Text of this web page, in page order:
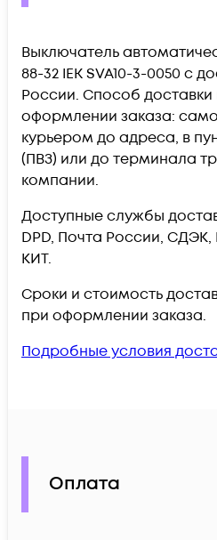
Выключатель
88-32 IEK SVA10-3-0050 c
России. Способ
оформлении заказа:
курьером до адреса, в
(ПВЗ) или до терминала
компании.
Доступные службы
DPD, Почта России,
КИТ.
Сроки и стоимость
при оформлении заказа.
Подробные условия
Оплата